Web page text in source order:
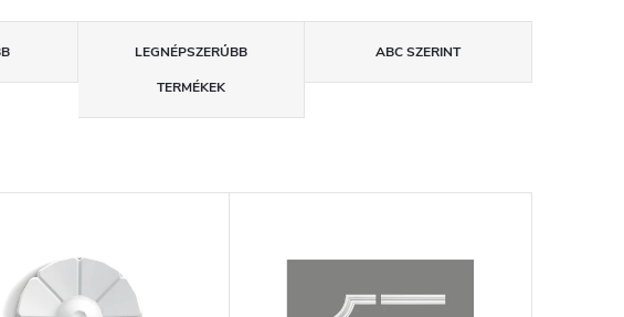
LEGNÉPSZERŰBB
TERMÉKEK
ABC SZERINT